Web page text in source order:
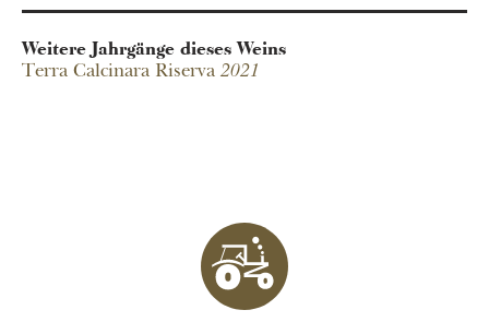
Weitere Jahrgänge dieses Weins
Terra Calcinara Riserva 2021
La Calcinara